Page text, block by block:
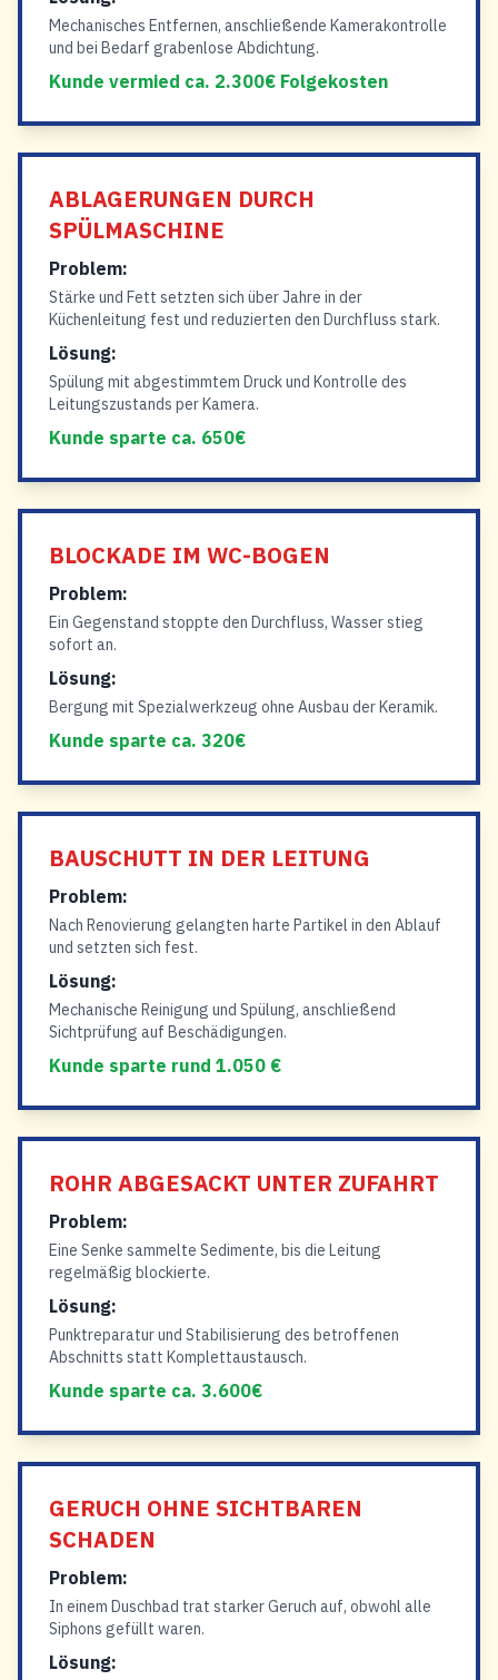
Mechanisches Entfernen, anschließende Kamerakontrolle
und bei Bedarf grabenlose Abdichtung.
Kunde vermied ca. 2.300€ Folgekosten
ABLAGERUNGEN DURCH
SPÜLMASCHINE
Problem:
Stärke und Fett setzten sich über Jahre in der
Küchenleitung fest und reduzierten den Durchfluss stark.
Lösung:
Spülung mit abgestimmtem Druck und Kontrolle des
Leitungszustands per Kamera.
Kunde sparte ca. 650€
BLOCKADE IM WC-BOGEN
Problem:
Ein Gegenstand stoppte den Durchfluss, Wasser stieg
sofort an.
Lösung:
Bergung mit Spezialwerkzeug ohne Ausbau der Keramik.
Kunde sparte ca. 320€
BAUSCHUTT IN DER LEITUNG
Problem:
Nach Renovierung gelangten harte Partikel in den Ablauf
und setzten sich fest.
Lösung:
Mechanische Reinigung und Spülung, anschließend
Sichtprüfung auf Beschädigungen.
Kunde sparte rund 1.050 €
ROHR ABGESACKT UNTER ZUFAHRT
Problem:
Eine Senke sammelte Sedimente, bis die Leitung
regelmäßig blockierte.
Lösung:
Punktreparatur und Stabilisierung des betroffenen
Abschnitts statt Komplettaustausch.
Kunde sparte ca. 3.600€
GERUCH OHNE SICHTBAREN
SCHADEN
Problem:
In einem Duschbad trat starker Geruch auf, obwohl alle
Siphons gefüllt waren.
Lösung: